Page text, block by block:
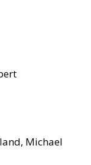
Michael